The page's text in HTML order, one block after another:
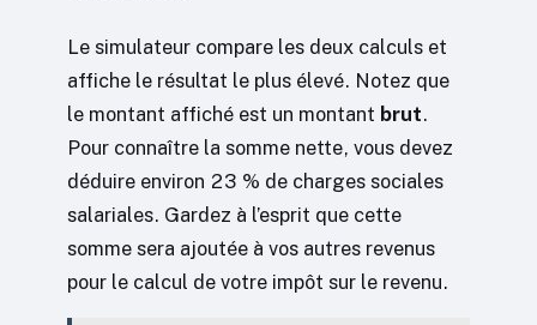
Le simulateur compare les deux calculs et
affiche le résultat le plus élevé. Notez que
le montant affiché est un montant brut.
Pour connaître la somme nette, vous devez
déduire environ 23 % de charges sociales
salariales. Gardez à l’esprit que cette
somme sera ajoutée à vos autres revenus
pour le calcul de votre impôt sur le revenu.